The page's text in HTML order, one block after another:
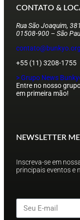
CONTATO &
Rua São Joaquim,
01508-900 – São
+55 (11) 3208-1755
> Grupo News
Entre no nosso
em primeira mão!
NEWSLETTER
Inscreva-se em
principais eventos e